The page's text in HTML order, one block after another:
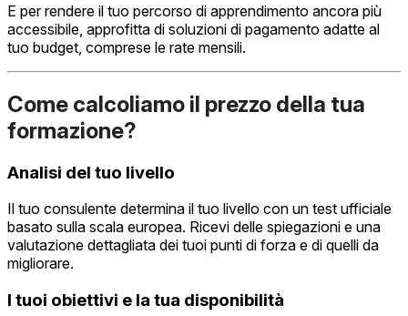
E per rendere il tuo percorso di apprendimento ancora più
accessibile, approfitta di soluzioni di pagamento adatte al
tuo budget, comprese le rate mensili.
Come calcoliamo il prezzo della tua
formazione?
Analisi del tuo livello
Il tuo consulente determina il tuo livello con un test ufficiale
basato sulla scala europea. Ricevi delle spiegazioni e una
valutazione dettagliata dei tuoi punti di forza e di quelli da
migliorare.
I tuoi obiettivi e la tua disponibilità